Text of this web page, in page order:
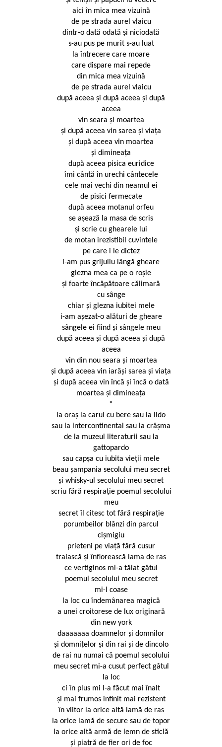
aici în mica mea vizuină
de pe strada aurel vlaicu
dintr-o dată odată şi niciodată
s-au pus pe murit s-au luat
la întrecere care moare
care dispare mai repede
din mica mea vizuină
de pe strada aurel vlaicu
după aceea şi după aceea şi după
aceea
vin seara şi moartea
şi după aceea vin sarea şi viaţa
şi după aceea vin moartea
şi dimineaţa
după aceea pisica euridice
îmi cântă în urechi cântecele
cele mai vechi din neamul ei
de pisici fermecate
după aceea motanul orfeu
se aşează la masa de scris
şi scrie cu ghearele lui
de motan irezistibil cuvintele
pe care i le dictez
i-am pus grijuliu lângă gheare
glezna mea ca pe o roşie
şi foarte încăpătoare călimară
cu sânge
chiar şi glezna iubitei mele
i-am așezat-o alături de gheare
sângele ei fiind şi sângele meu
după aceea şi după aceea şi după
aceea
vin din nou seara şi moartea
şi după aceea vin iarăşi sarea şi viaţa
şi după aceea vin încă şi încă o dată
moartea şi dimineaţa
*
la oraş la carul cu bere sau la lido
sau la intercontinental sau la crâşma
de la muzeul literaturii sau la
gattopardo
sau capşa cu iubita vieţii mele
beau șampania secolului meu secret
şi whisky-ul secolului meu secret
scriu fără respirație poemul secolului
meu
secret îl citesc tot fără respirație
porumbeilor blânzi din parcul
cișmigiu
prieteni pe viață fără cusur
traiască şi înflorească lama de ras
ce vertiginos mi-a tăiat gâtul
poemul secolului meu secret
mi-l coase
la loc cu îndemânarea magică
a unei croitorese de lux originară
din new york
daaaaaaa doamnelor şi domnilor
şi domniţelor şi din rai şi de dincolo
de rai nu numai că poemul secolului
meu secret mi-a cusut perfect gâtul
la loc
ci în plus mi l-a făcut mai înalt
şi mai frumos infinit mai rezistent
în viitor la orice altă lamă de ras
la orice lamă de secure sau de topor
la orice altă armă de lemn de sticlă
şi piatră de fier ori de foc